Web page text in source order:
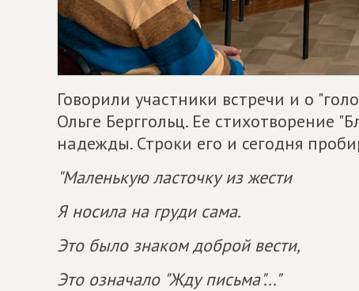
Говорили участники встречи и о
Ольге Берггольц. Ее стихотворение
надежды. Строки его и сегодня
"Маленькую ласточку из жести
Я носила на груди сама.
Это было знаком доброй вести,
Это означало "Жду письма"..."